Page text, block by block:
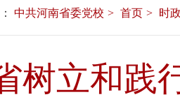
中共河南省委党校 首页 时
树立和践